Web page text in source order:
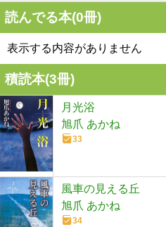
読んでる本(0冊)
表示する内容がありません
積読本(3冊)
月光浴
旭爪 あかね
33
風車の見える丘
旭爪 あかね
34